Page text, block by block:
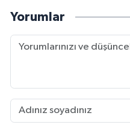
Yorumlar